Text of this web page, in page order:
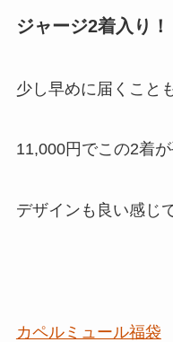
ジャージ2着入り！
少し早めに届くこと
11,000円でこの2着
デザインも良い感じ
カペルミュール福袋